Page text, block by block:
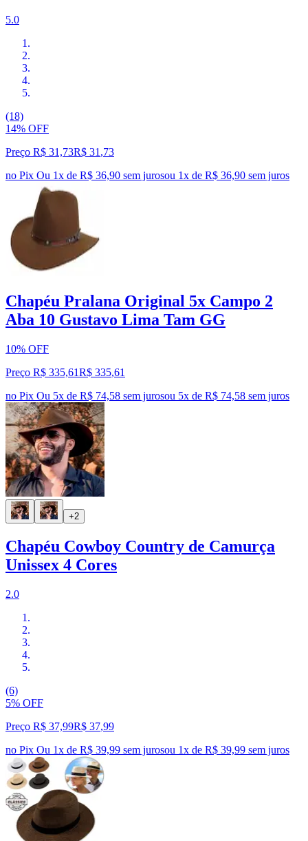
5.0
(18)
14% OFF
Preço R$ 31,73R$ 31 ,73
no Pix Ou 1x de R$ 36,90 sem jurosou 1x de R$ 36,90 sem juros
Chapéu Pralana Original 5x Campo 2
Aba 10 Gustavo Lima Tam GG
10% OFF
Preço R$ 335,61R$ 335,61
no Pix Ou 5x de R$ 74,58 sem jurosou 5x de R$ 74,58 sem juros
+2
Chapéu Cowboy Country de Camurça
Unissex 4 Cores
2.0
(6)
5% OFF
Preço R$ 37,99R$ 37,99
no Pix Ou 1x de R$ 39,99 sem jurosou 1x de R$ 39,99 sem juros